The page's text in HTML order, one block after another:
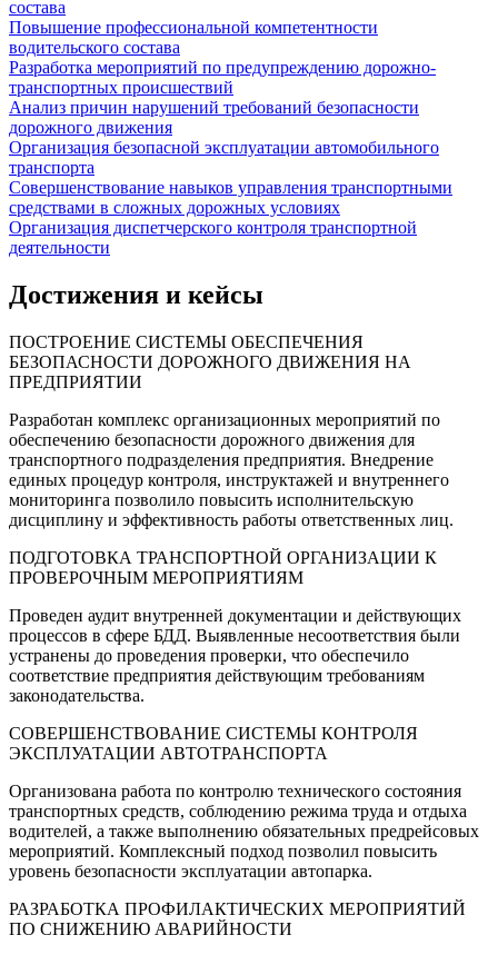
состава
Повышение профессиональной компетентности
водительского состава
Разработка мероприятий по предупреждению дорожно-
транспортных происшествий
Анализ причин нарушений требований безопасности
дорожного движения
Организация безопасной эксплуатации автомобильного
транспорта
Совершенствование навыков управления транспортными
средствами в сложных дорожных условиях
Организация диспетчерского контроля транспортной
деятельности
Достижения и кейсы
ПОСТРОЕНИЕ СИСТЕМЫ ОБЕСПЕЧЕНИЯ
БЕЗОПАСНОСТИ ДОРОЖНОГО ДВИЖЕНИЯ НА
ПРЕДПРИЯТИИ
Разработан комплекс организационных мероприятий по
обеспечению безопасности дорожного движения для
транспортного подразделения предприятия. Внедрение
единых процедур контроля, инструктажей и внутреннего
мониторинга позволило повысить исполнительскую
дисциплину и эффективность работы ответственных лиц.
ПОДГОТОВКА ТРАНСПОРТНОЙ ОРГАНИЗАЦИИ К
ПРОВЕРОЧНЫМ МЕРОПРИЯТИЯМ
Проведен аудит внутренней документации и действующих
процессов в сфере БДД. Выявленные несоответствия были
устранены до проведения проверки, что обеспечило
соответствие предприятия действующим требованиям
законодательства.
СОВЕРШЕНСТВОВАНИЕ СИСТЕМЫ КОНТРОЛЯ
ЭКСПЛУАТАЦИИ АВТОТРАНСПОРТА
Организована работа по контролю технического состояния
транспортных средств, соблюдению режима труда и отдыха
водителей, а также выполнению обязательных предрейсовых
мероприятий. Комплексный подход позволил повысить
уровень безопасности эксплуатации автопарка.
РАЗРАБОТКА ПРОФИЛАКТИЧЕСКИХ МЕРОПРИЯТИЙ
ПО СНИЖЕНИЮ АВАРИЙНОСТИ